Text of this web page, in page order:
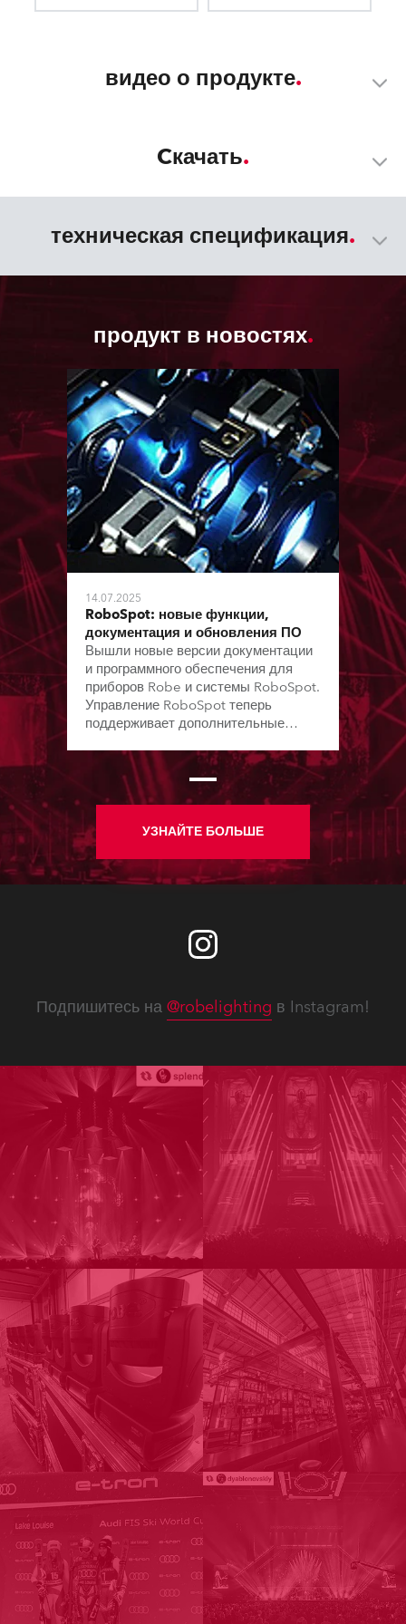
видео о продукте
Cкачать
техническая спецификация
продукт в новостях
14.07.2025
RoboSpot: новые функции,
документация и обновления ПО
Вышли новые версии документации
и программного обеспечения для
приборов Robe и системы RoboSpot.
Управление RoboSpot теперь
поддерживает дополнительные
каналы цвета; содержит
исправления, повышающие
надежность и удобство работы.
руководства, технические
бюллетени, прайс-листы на
запасные части, прошивки приборов
с новыми функциями, улучшения
УЗНАЙТЕ БОЛЬШЕ
Подпишитесь на @robelighting в Instagram!